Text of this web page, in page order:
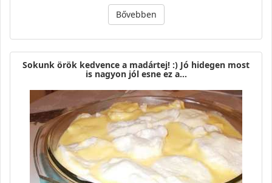
Bővebben
Sokunk örök kedvence a madártej! :) Jó hidegen most
is nagyon jól esne ez a…